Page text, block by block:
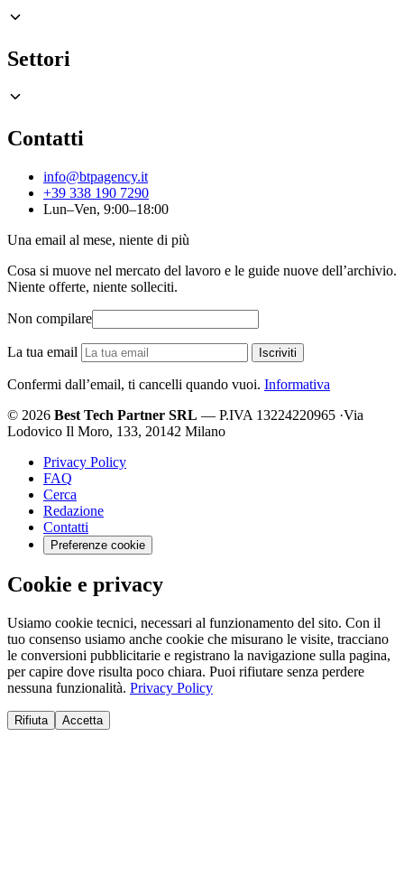
Settori
Contatti
info@btpagency.it
+39 338 190 7290
Lun–Ven, 9:00–18:00
Una email al mese, niente di più
Cosa si muove nel mercato del lavoro e le guide nuove dell’archivio.
Niente offerte, niente solleciti.
Non compilare
La tua email Iscriviti
Confermi dall’email, ti cancelli quando vuoi. Informativa
© 2026 Best Tech Partner SRL — P.IVA 13224220965 ·Via
Lodovico Il Moro, 133, 20142 Milano
Privacy Policy
FAQ
Cerca
Redazione
Contatti
Preferenze cookie
Cookie e privacy
Usiamo cookie tecnici, necessari al funzionamento del sito. Con il
tuo consenso usiamo anche cookie che misurano le visite, tracciano
le conversioni pubblicitarie e registrano la navigazione sulla pagina,
per capire dove risulta poco chiara. Puoi rifiutare senza perdere
nessuna funzionalità. Privacy Policy
Rifiuta Accetta